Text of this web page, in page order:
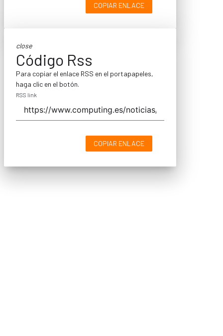
COPIAR ENLACE
close
Código Rss
Para copiar el enlace RSS en el portapapeles,
haga clic en el botón.
RSS link
COPIAR ENLACE